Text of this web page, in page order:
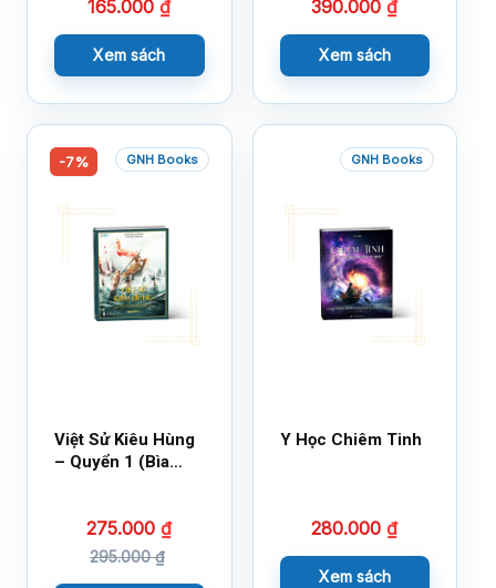
165.000₫
Xem sách
390.000₫
Xem sách
-7% GNH Books
Việt Sử Kiêu Hùng
– Quyển 1 (Bìa
275.000₫
295.000₫
GNH Books
Y Học Chiêm Tinh
280.000₫
Xem sách